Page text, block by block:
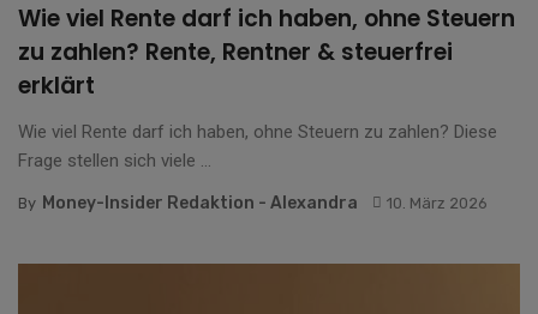
Wie viel Rente darf ich haben, ohne Steuern
zu zahlen? Rente, Rentner & steuerfrei
erklärt
Wie viel Rente darf ich haben, ohne Steuern zu zahlen? Diese
Frage stellen sich viele ...
By Money-Insider Redaktion - Alexandra 10. März 2026